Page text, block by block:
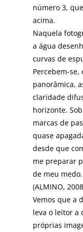
número 3,
acima.
Naquela
a água
curvas de
Percebem-se,
panorâmica,
claridade
horizonte.
marcas de
quase
desde que
me preparar
de meu medo.
(ALMINO,
Vemos que a
leva o leitor a
próprias